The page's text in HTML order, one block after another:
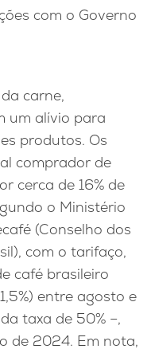
com o Governo
carne,
um alívio para
produtos. Os
comprador de
cerca de 16% de
o Ministério
(Conselho dos
com o tarifaço,
café brasileiro
entre agosto e
taxa de 50% –,
de 2024. Em nota,